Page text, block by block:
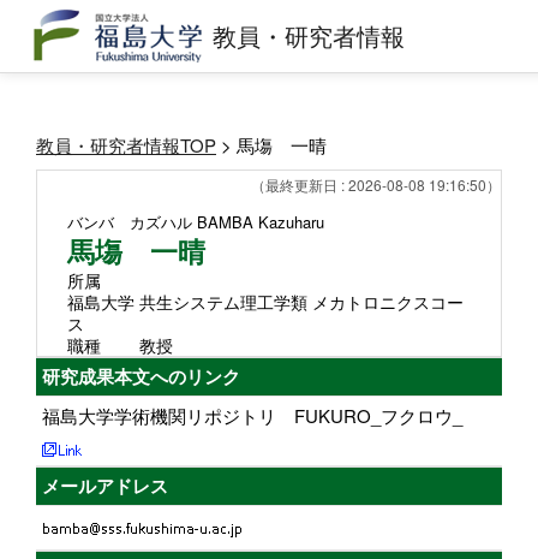
教員・研究者情報
教員・研究者情報TOP > 馬塲 一晴
（最終更新日 : 2026-08-08 19:16:50）
バンバ カズハル BAMBA Kazuharu
馬塲 一晴
所属
福島大学 共生システム理工学類 メカトロニクスコー
ス
職種
教授
研究成果本文へのリンク
福島大学学術機関リポジトリ FUKURO_フクロウ_
メールアドレス